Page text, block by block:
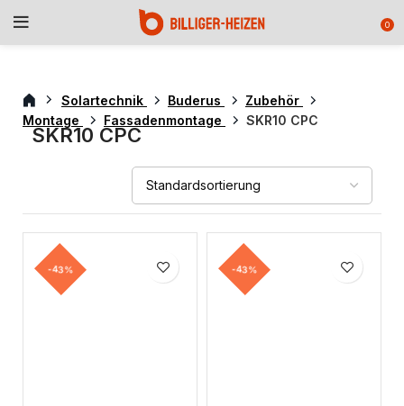
0
Solartechnik Buderus
Zubehör
Montage
Fassadenmontage SKR10 CPC
SKR10 CPC
-43% -43%